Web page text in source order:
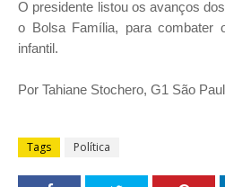
O presidente listou os avanços
o Bolsa Família, para combater
infantil.
Por Tahiane Stochero, G1 São
Tags Política